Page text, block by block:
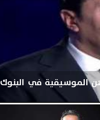
الموسيقية في البنوك